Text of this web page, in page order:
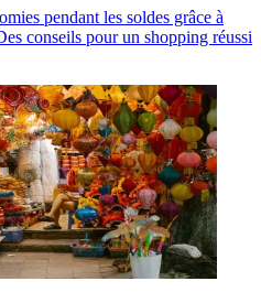
pendant les soldes grâce à
conseils pour un shopping réussi